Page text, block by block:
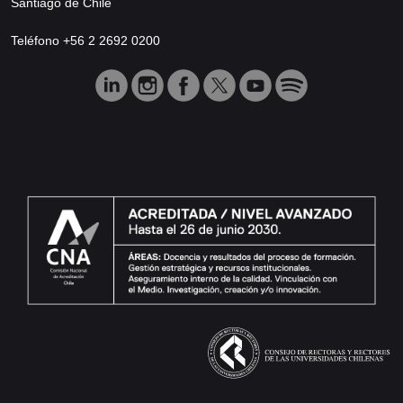
Teléfono +56 2 2692 0200